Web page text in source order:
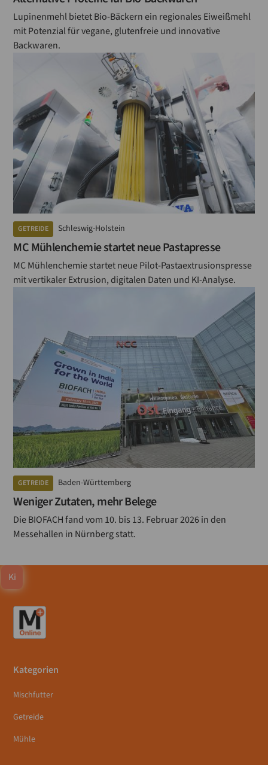
Lupinenmehl bietet Bio-Bäckern ein regionales Eiweißmehl
mit Potenzial für vegane, glutenfreie und innovative
Backwaren.
GETREIDE Schleswig-Holstein
MC Mühlenchemie startet neue Pastapresse
MC Mühlenchemie startet neue Pilot-Pastaextrusionspresse
mit vertikaler Extrusion, digitalen Daten und KI-Analyse.
GETREIDE Baden-Württemberg
Weniger Zutaten, mehr Belege
Die BIOFACH fand vom 10. bis 13. Februar 2026 in den
Messehallen in Nürnberg statt.
Ki
Kategorien
Mischfutter
Getreide
Mühle